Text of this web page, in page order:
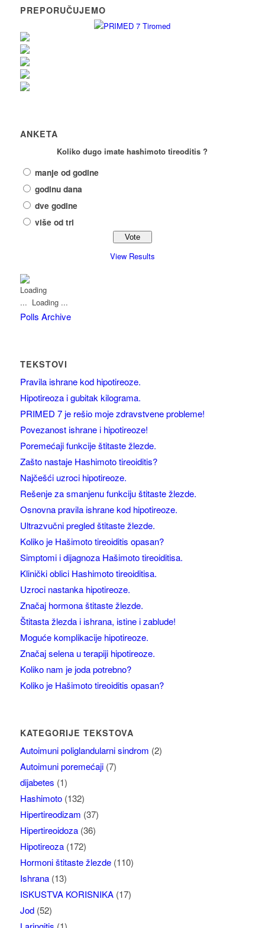
PREPORUČUJEMO
ANKETA
Koliko dugo imate hashimoto tireoditis ?
manje od godine
godinu dana
dve godine
više od tri
View Results
Loading ...
Polls Archive
TEKSTOVI
Pravila ishrane kod hipotireoze.
Hipotireoza i gubitak kilograma.
PRIMED 7 je rešio moje zdravstvene probleme!
Povezanost ishrane i hipotireoze!
Poremećaji funkcije štitaste žlezde.
Zašto nastaje Hashimoto tireoiditis?
Najčešći uzroci hipotireoze.
Rešenje za smanjenu funkciju štitaste žlezde.
Osnovna pravila ishrane kod hipotireoze.
Ultrazvučni pregled štitaste žlezde.
Koliko je Hašimoto tireoiditis opasan?
Simptomi i dijagnoza Hašimoto tireoiditisa.
Klinički oblici Hashimoto tireoiditisa.
Uzroci nastanka hipotireoze.
Značaj hormona štitaste žlezde.
Štitasta žlezda i ishrana, istine i zablude!
Moguće komplikacije hipotireoze.
Značaj selena u terapiji hipotireoze.
Koliko nam je joda potrebno?
Koliko je Hašimoto tireoiditis opasan?
KATEGORIJE TEKSTOVA
Autoimuni poliglandularni sindrom (2)
Autoimuni poremećaji(7)
dijabetes (1)
Hashimoto(132)
Hipertireodizam (37)
Hipertireoidoza(36)
Hipotireoza(172)
Hormoni štitaste žlezde(110)
Ishrana(13)
ISKUSTVA KORISNIKA(17)
Jod(52)